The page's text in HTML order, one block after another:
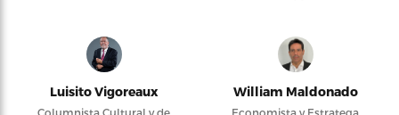
Luisito Vigoreaux
Columnista Cultural y de
William Maldonado
Economista y Estratega